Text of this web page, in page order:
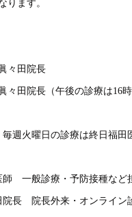
ります。
々田院長
院長（午後の診療は16時
火曜日の診療は終日福田
一般診療・予防接種など
外来・オンライン診